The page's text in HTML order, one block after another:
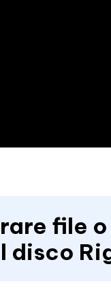
file
disco